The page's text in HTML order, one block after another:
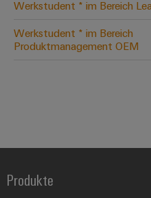
Werkstudent * im Bereich
Werkstudent * im Bereich
Produktmanagement OEM
Produkte